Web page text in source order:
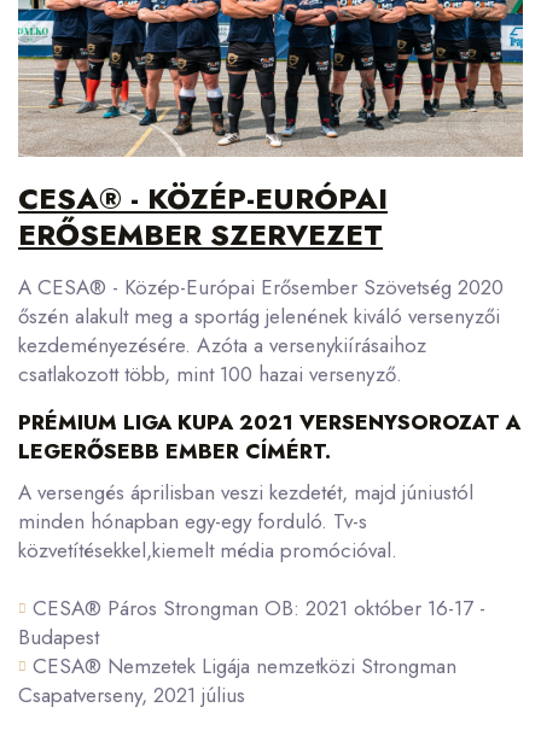
CESA® - KÖZÉP-EURÓPAI
ERŐSEMBER SZERVEZET
A CESA® - Közép-Európai Erősember Szövetség 2020
őszén alakult meg a sportág jelenének kiváló versenyzői
kezdeményezésére. Azóta a versenykiírásaihoz
csatlakozott több, mint 100 hazai versenyző.
PRÉMIUM LIGA KUPA 2021 VERSENYSOROZAT A
LEGERŐSEBB EMBER CÍMÉRT.
A versengés áprilisban veszi kezdetét, majd júniustól
minden hónapban egy-egy forduló. Tv-s
közvetítésekkel,kiemelt média promócióval.
CESA® Páros Strongman OB: 2021 október 16-17 -
Budapest
CESA® Nemzetek Ligája nemzetközi Strongman
Csapatverseny, 2021 július